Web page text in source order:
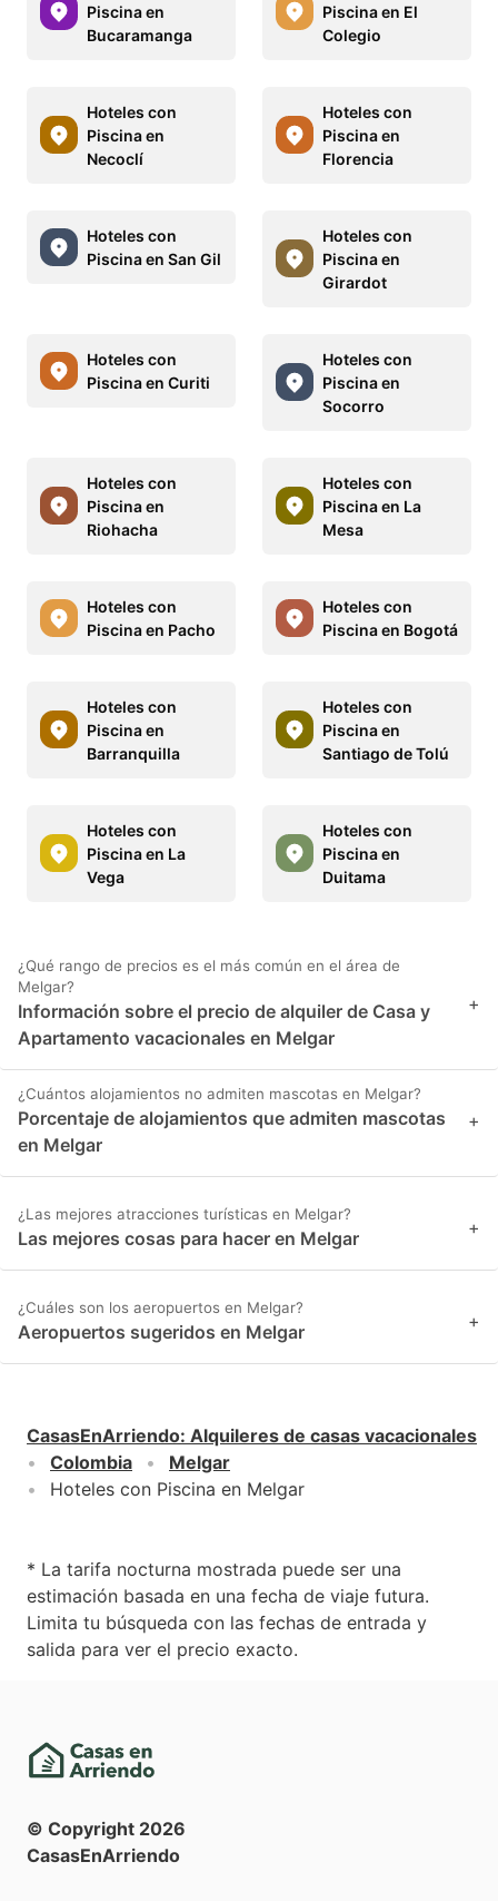
Piscina en
Bucaramanga
Piscina en El
Colegio
Hoteles con
Piscina en
Necoclí
Hoteles con
Piscina en
Florencia
Hoteles con
Piscina en San Gil
Hoteles con
Piscina en
Girardot
Hoteles con
Piscina en Curiti
Hoteles con
Piscina en
Socorro
Hoteles con
Piscina en
Riohacha
Hoteles con
Piscina en La
Mesa
Hoteles con
Piscina en Pacho
Hoteles con
Piscina en Bogotá
Hoteles con
Piscina en
Barranquilla
Hoteles con
Piscina en
Santiago de Tolú
Hoteles con
Piscina en La
Vega
Hoteles con
Piscina en
Duitama
¿Qué rango de precios es el más común en el área de
Melgar?
Información sobre el precio de alquiler de Casa y
Apartamento vacacionales en Melgar
+
¿Cuántos alojamientos no admiten mascotas en Melgar?
Porcentaje de alojamientos que admiten mascotas
en Melgar
+
¿Las mejores atracciones turísticas en Melgar?
Las mejores cosas para hacer en Melgar +
¿Cuáles son los aeropuertos en Melgar?
Aeropuertos sugeridos en Melgar +
CasasEnArriendo: Alquileres de casas vacacionales
Colombia
Melgar
Hoteles con Piscina en Melgar
* La tarifa nocturna mostrada puede ser una
estimación basada en una fecha de viaje futura.
Limita tu búsqueda con las fechas de entrada y
salida para ver el precio exacto.
© Copyright 2026
CasasEnArriendo